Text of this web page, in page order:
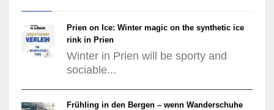
Prien on Ice: Winter magic on the synthetic ice
rink in Prien
Winter in Prien will be sporty and
sociable...
Frühling in den Bergen – wenn Wanderschuhe